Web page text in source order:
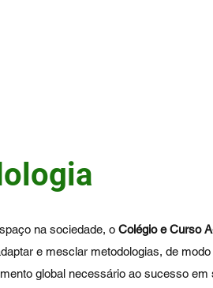
na sociedade, o Colégio e Curso
e mesclar metodologias, de
global necessário ao sucesso em